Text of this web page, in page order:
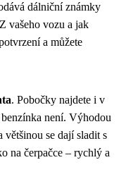
dálniční známky
vašeho vozu a jak
a můžete
. Pobočky najdete i v
není. Výhodou
většinou se dají sladit s
na čerpačce – rychlý a